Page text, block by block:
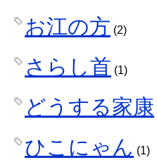
お江の方 (2)
さらし首 (1)
どうする家康
ひこにゃん (1)